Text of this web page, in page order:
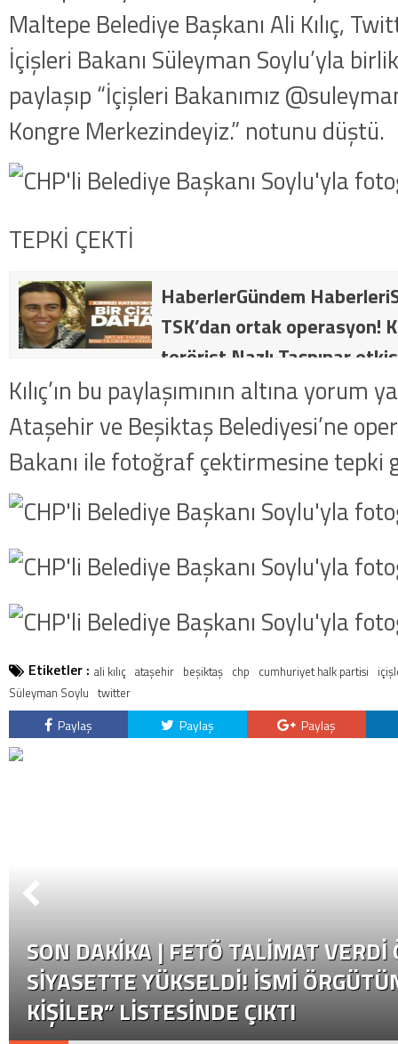
Maltepe Belediye Başkanı Ali Kılıç,
İçişleri Bakanı Süleyman Soylu’yla
paylaşıp “İçişleri Bakanımız
Kongre Merkezindeyiz.” notunu düştü.
TEPKİ ÇEKTİ
HaberlerGündem
TSK’dan ortak operasyon!
terörist Nazlı Taşpınar
dakika: MİT ve TSK’dan
kategorideki terörist Nazlı
getirildi .
Kılıç’ın bu paylaşımının altına yorum
Ataşehir ve Beşiktaş Belediyesi’ne
Bakanı ile fotoğraf çektirmesine tepki
Etiketler : ali kılıç ataşehir beşiktaş chp cumhuriyet halk partisi
Süleyman Soylu twitter
Paylaş Paylaş Paylaş
SON DAKİKA | FETÖ TALIMAT VERDI
SIYASETTE YÜKSELDI! İSMI
KIŞILER” LISTESINDE ÇIKTI